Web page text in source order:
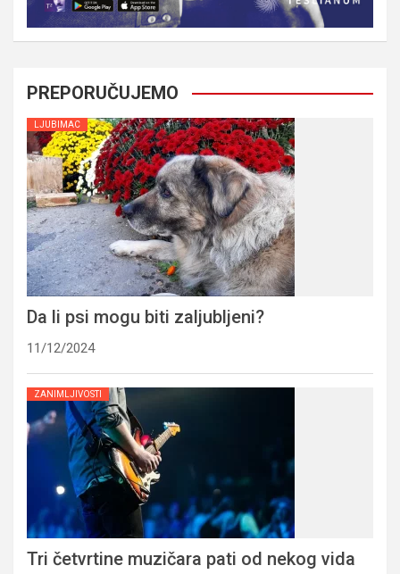
PREPORUČUJEMO
LJUBIMAC
Da li psi mogu biti zaljubljeni?
11/12/2024
ZANIMLJIVOSTI
Tri četvrtine muzičara pati od nekog vida